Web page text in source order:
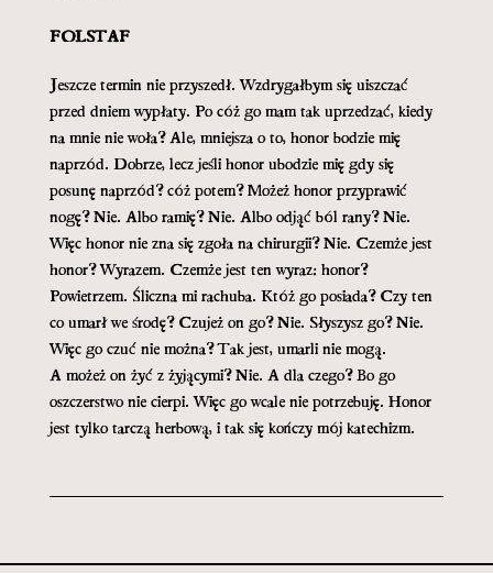
FOLSTAF
Jeszcze termin nie przyszedł. Wzdrygałbym się uiszczać
przed dniem wypłaty. Po cóż go mam tak uprzedzać, kiedy
na mnie nie woła? Ale, mniejsza o to, honor bodzie mię
naprzód. Dobrze, lecz jeśli honor ubodzie mię gdy się
posunę naprzód? cóż potem? Możeż honor przyprawić
nogę? Nie. Albo ramię? Nie. Albo odjąć ból rany? Nie.
Więc honor nie zna się zgoła na chirurgii? Nie. Czemże jest
honor? Wyrazem. Czemże jest ten wyraz: honor?
Powietrzem. Śliczna mi rachuba. Któż go posiada? Czy ten
co umarł we środę? Czujeż on go? Nie. Słyszysz go? Nie.
Więc go czuć nie można? Tak jest, umarli nie mogą.
A możeż on żyć z żyjącymi? Nie. A dla czego? Bo go
oszczerstwo nie cierpi. Więc go wcale nie potrzebuję. Honor
jest tylko tarczą herbową, i tak się kończy mój katechizm.